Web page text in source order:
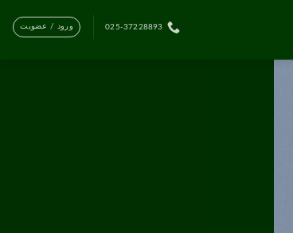
025-37228893 ورود / عضویت